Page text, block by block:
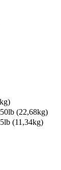
50lb (22,68kg)
(11,34kg)